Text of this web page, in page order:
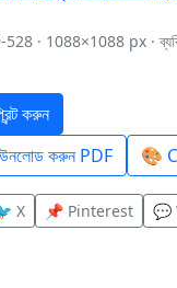
528 · 1088×1088 px ·
করুন
করুন PDF
🎨
X 📌 Pinterest
💬